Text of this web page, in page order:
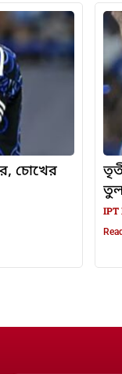
চোখের
IPT